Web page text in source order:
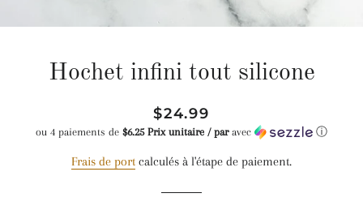
Hochet infini tout silicone
Prix
régulier
Prix
réduit
$24.99
ou 4 paiements de $6.25 Prix unitaire / paravec ⓘ
Frais de port calculés à l'étape de paiement.